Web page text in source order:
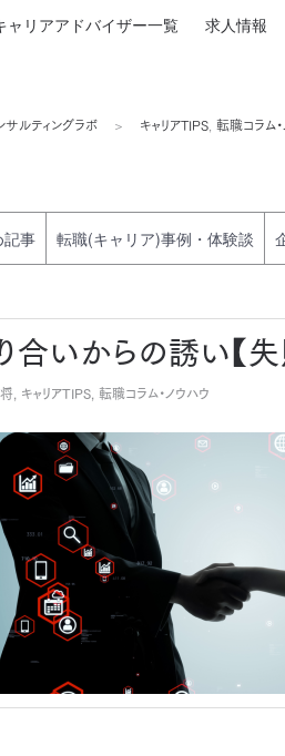
ャリアアドバイザー一覧 求人情報
サルティングラボ キャリアTIPS 転職コラム・
記事 転職(キャリア)事例・体験談
合いからの誘い【失
, キャリアTIPS, 転職コラム・ノウハウ